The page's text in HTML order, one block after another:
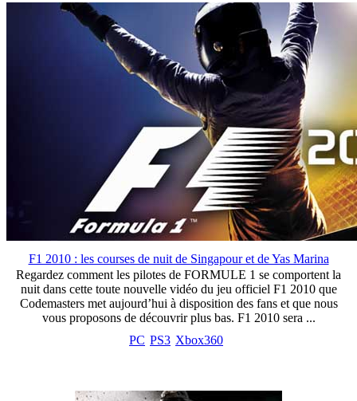
F1 2010 : les courses de nuit de Singapour et de Yas Marina
Regardez comment les pilotes de FORMULE 1 se comportent la
nuit dans cette toute nouvelle vidéo du jeu officiel F1 2010 que
Codemasters met aujourd’hui à disposition des fans et que nous
vous proposons de découvrir plus bas. F1 2010 sera ...
PC PS3 Xbox360